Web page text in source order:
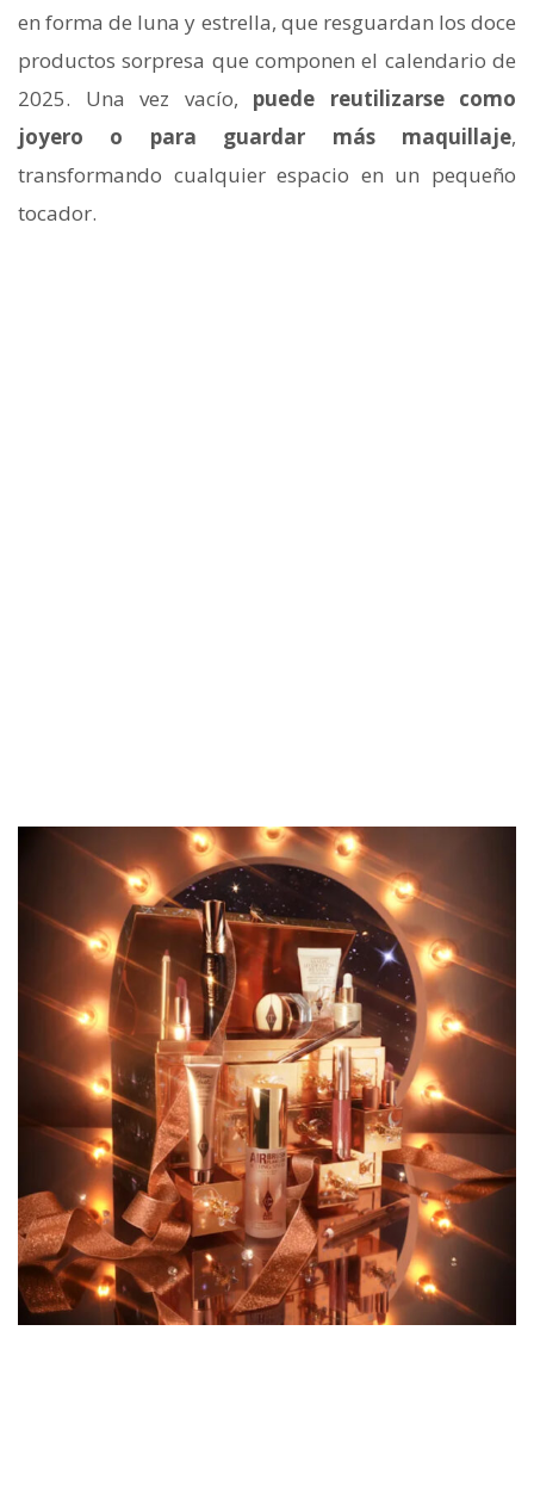
en forma de luna y estrella, que resguardan los doce
productos sorpresa que componen el calendario de
2025. Una vez vacío, puede reutilizarse como
joyero o para guardar más maquillaje,
transformando cualquier espacio en un pequeño
tocador.